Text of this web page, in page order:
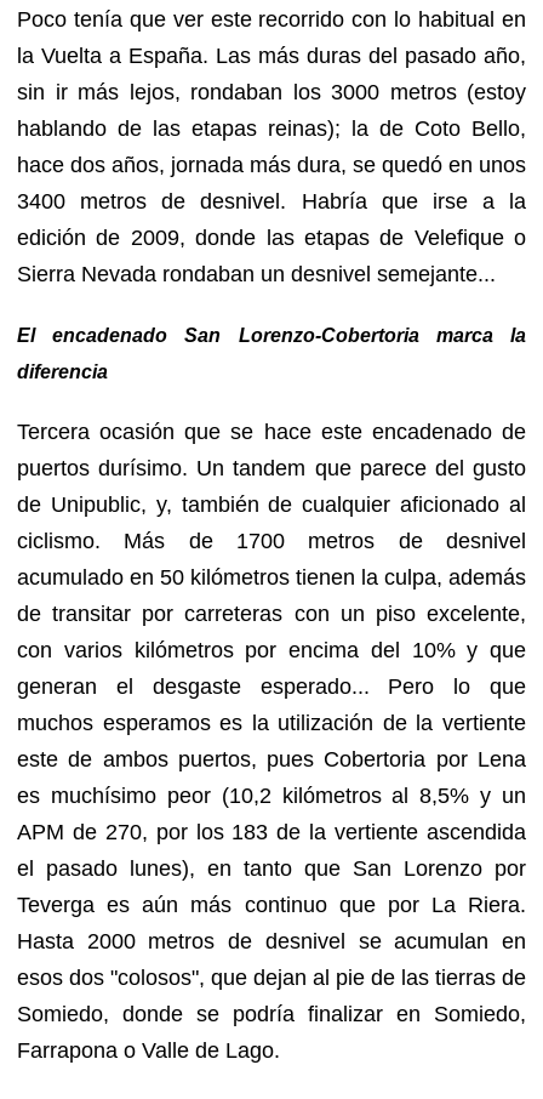
Poco tenía que ver este recorrido con lo habitual en
la Vuelta a España. Las más duras del pasado año,
sin ir más lejos, rondaban los 3000 metros (estoy
hablando de las etapas reinas); la de Coto Bello,
hace dos años, jornada más dura, se quedó en unos
3400 metros de desnivel. Habría que irse a la
edición de 2009, donde las etapas de Velefique o
Sierra Nevada rondaban un desnivel semejante...
El encadenado San Lorenzo-Cobertoria marca la
diferencia
Tercera ocasión que se hace este encadenado de
puertos durísimo. Un tandem que parece del gusto
de Unipublic, y, también de cualquier aficionado al
ciclismo. Más de 1700 metros de desnivel
acumulado en 50 kilómetros tienen la culpa, además
de transitar por carreteras con un piso excelente,
con varios kilómetros por encima del 10% y que
generan el desgaste esperado... Pero lo que
muchos esperamos es la utilización de la vertiente
este de ambos puertos, pues Cobertoria por Lena
es muchísimo peor (10,2 kilómetros al 8,5% y un
APM de 270, por los 183 de la vertiente ascendida
el pasado lunes), en tanto que San Lorenzo por
Teverga es aún más continuo que por La Riera.
Hasta 2000 metros de desnivel se acumulan en
esos dos "colosos", que dejan al pie de las tierras de
Somiedo, donde se podría finalizar en Somiedo,
Farrapona o Valle de Lago.